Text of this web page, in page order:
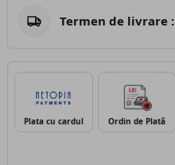
Termen de livrare :
Plata cu cardul Ordin de Plată